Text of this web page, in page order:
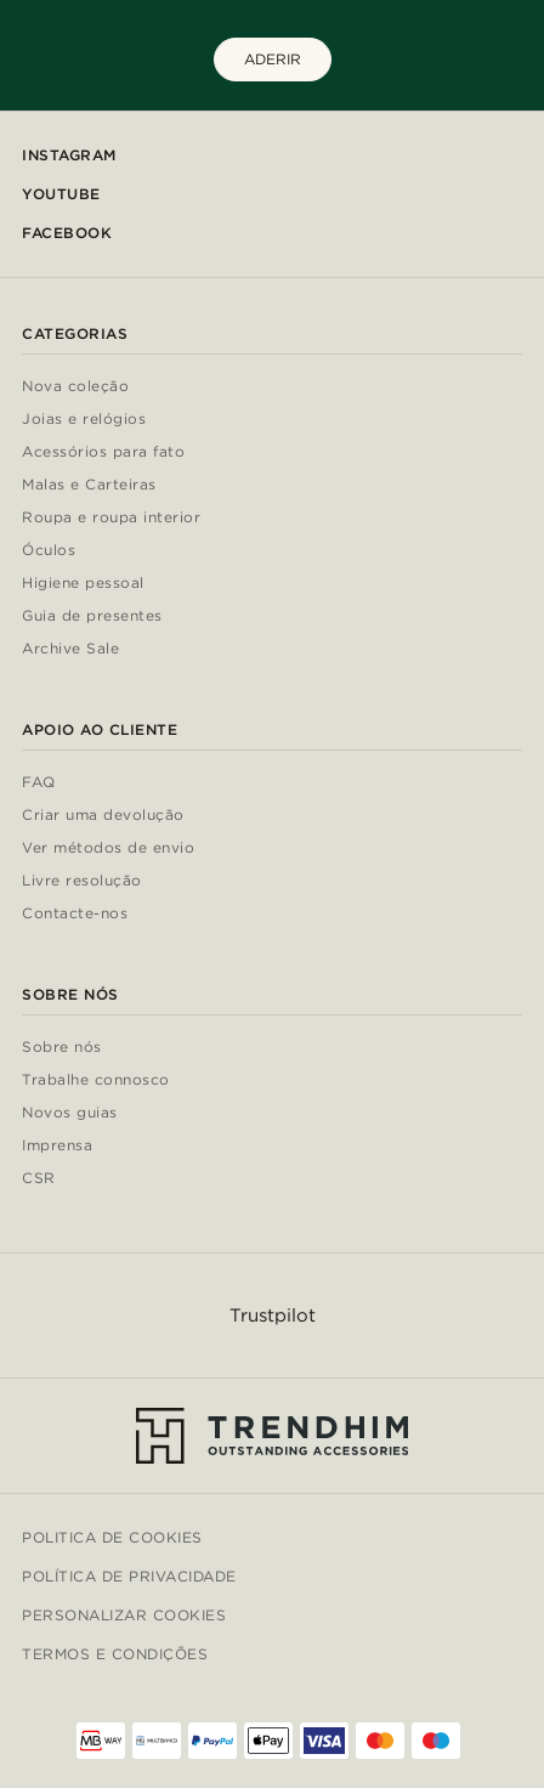
ADERIR
INSTAGRAM
YOUTUBE
FACEBOOK
CATEGORIAS
Nova coleção
Joias e relógios
Acessórios para fato
Malas e Carteiras
Roupa e roupa interior
Óculos
Higiene pessoal
Guia de presentes
Archive Sale
APOIO AO CLIENTE
FAQ
Criar uma devolução
Ver métodos de envio
Livre resolução
Contacte-nos
SOBRE NÓS
Sobre nós
Trabalhe connosco
Novos guias
Imprensa
CSR
Trustpilot
POLITICA DE COOKIES
POLÍTICA DE PRIVACIDADE
PERSONALIZAR COOKIES
TERMOS E CONDIÇÕES